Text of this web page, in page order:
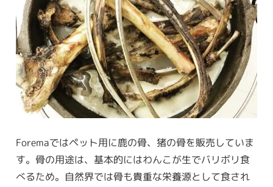
Foremaではペット用に鹿の骨、猪の骨を販売していま
す。骨の用途は、基本的にはわんこが生でバリボリ食
べるため。自然界では骨も貴重な栄養源として食され